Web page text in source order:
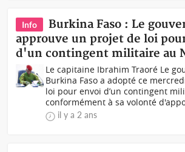
Info
Burkina Faso : Le
approuve un projet de loi
d'un contingent militaire au
Le capitaine Ibrahim Traoré Le
Burkina Faso a adopté ce
loi pour envoi d’un contingent
conformément à sa volonté
il y a 2 ans